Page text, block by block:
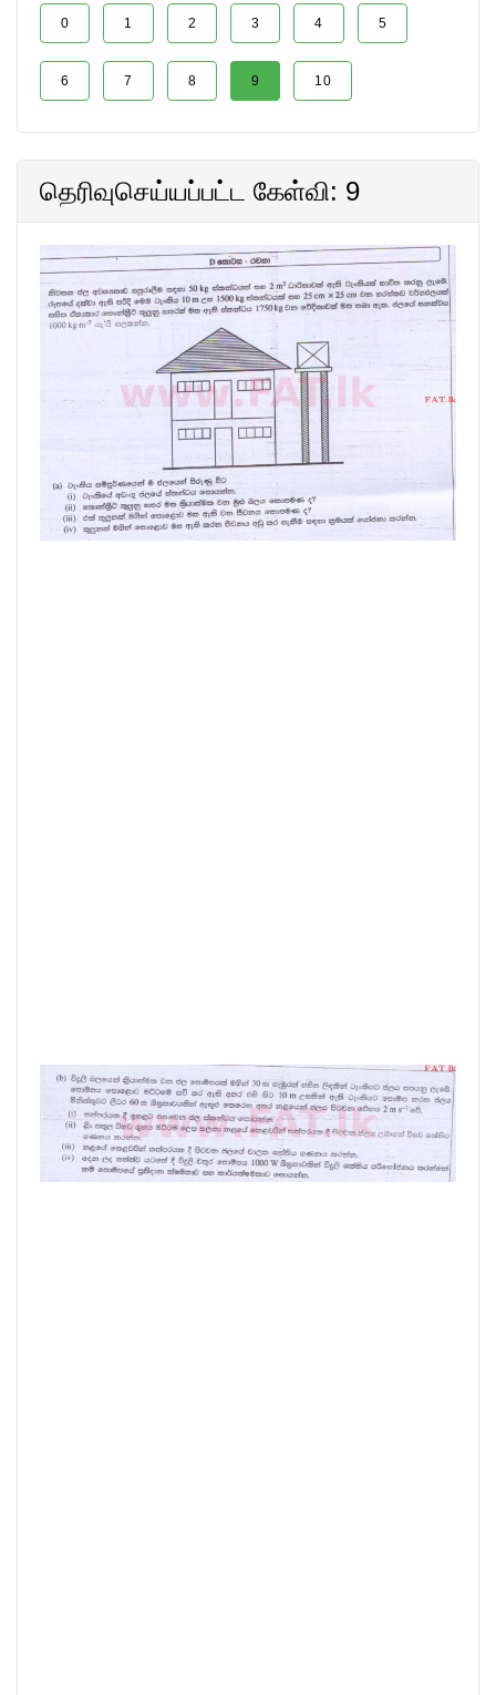
0 1 2 3 4 5
6 7 8 9 10
தெரிவுசெய்யப்பட்ட கேள்வி: 9